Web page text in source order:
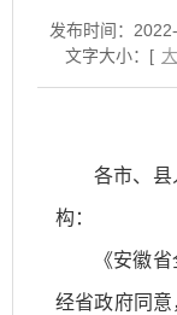
发布时间：
文字大小：[ 大
各市、县
构：
《安徽
经省政府同